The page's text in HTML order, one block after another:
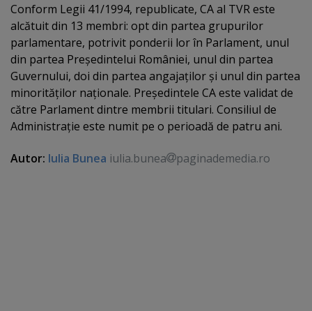
Conform Legii 41/1994, republicate, CA al TVR este
alcătuit din 13 membri: opt din partea grupurilor
parlamentare, potrivit ponderii lor în Parlament, unul
din partea Preşedintelui României, unul din partea
Guvernului, doi din partea angajaţilor şi unul din partea
minorităţilor naţionale. Preşedintele CA este validat de
către Parlament dintre membrii titulari. Consiliul de
Administraţie este numit pe o perioadă de patru ani.
Autor: Iulia Bunea iulia.bunea paginademedia.ro